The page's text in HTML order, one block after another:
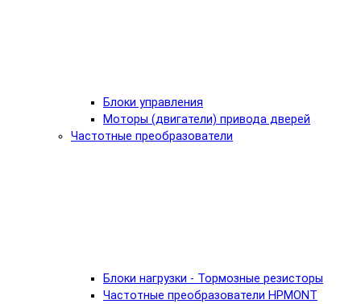
Блоки управления
Моторы (двигатели) привода дверей
Частотные преобразователи
Блоки нагрузки - Тормозные резисторы
Частотные преобразователи HPMONT